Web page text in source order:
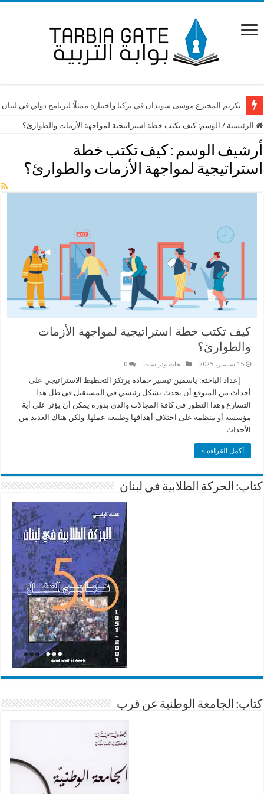
تكريم المخترع موسى سويدان في تركيا واختياره ممثلًا لبرنامج دولي في لبنان
الرئيسية / الوسم:كيف تكتب خطة استراتيجية لمواجهة الأزمات والطوارئ؟
أرشيف الوسم : كيف تكتب خطة
استراتيجية لمواجهة الأزمات والطوارئ؟
كيف تكتب خطة استراتيجية لمواجهة الأزمات
والطوارئ؟
15 سبتمبر، 2025 ابحاث ودراسات 0
إعداد الباحثة: ياسمين تيسير حمادة يرتكز التخطيط الاستراتيجي على
أحداث من المتوقع أن تحدث بشكل رئيسي في المستقبل في ظل هذا
التسارع وهذا التطور في كافة المجالات والذي بدوره يمكن أن يؤثر على أية
مؤسسة أو منظمة على اختلاف أهدافها وطبيعة عملها. ولكن هناك العديد من
الأحداث …
أكمل القراءة »
كتاب: الحركة الطلابية في لبنان
كتاب: الجامعة الوطنية عن قرب